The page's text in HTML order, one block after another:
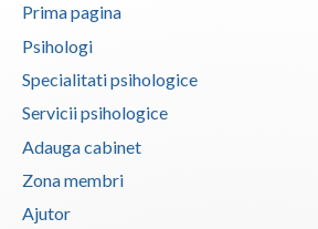
Suceava
Teleorman
Timis
Tulcea
Prima pagina
Psihologi
Specialitati psihologice
Servicii psihologice
Adauga cabinet
Zona membri
Ajutor